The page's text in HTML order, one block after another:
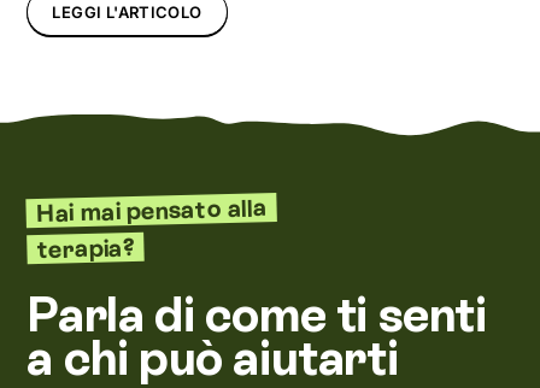
LEGGI L'ARTICOLO
Hai mai pensato alla
terapia?
Parla di come ti senti
a chi può aiutarti